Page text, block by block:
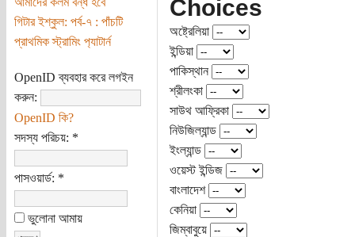
গিটার ইশ্‌কুল: পর্ব-৭ : পাঁচটি
প্রাথমিক স্ট্রামিং প‌্যাটার্ন
OpenID ব্যবহার করে লগইন
করুন:
OpenID কি?
সদস্য পরিচয়: *
পাসওয়ার্ড: *
ভুলোনা আমায়
Choices
অষ্ট্রেলিয়া
ইন্ডিয়া
পাকিস্থান
শ্রীলংকা
সাউথ আফ্রিকা
নিউজিল্যান্ড
ইংল্যান্ড
ওয়েস্ট ইন্ডিজ
বাংলাদেশ
কেনিয়া
জিম্বাবুয়ে